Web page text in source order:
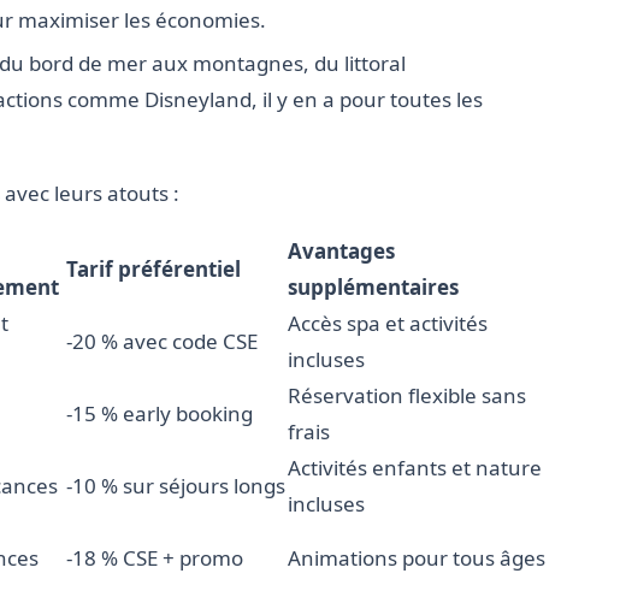
maximiser les économies.
du bord de mer aux montagnes, du littoral
comme Disneyland, il y en a pour toutes les
leurs atouts :
Tarif préférentiel
Avantages
supplémentaires
-20 % avec code CSE
Accès spa et activités
incluses
-15 % early booking
Réservation flexible sans
frais
-10 % sur séjours longs
Activités enfants et nature
incluses
-18 % CSE + promo Animations pour tous âges